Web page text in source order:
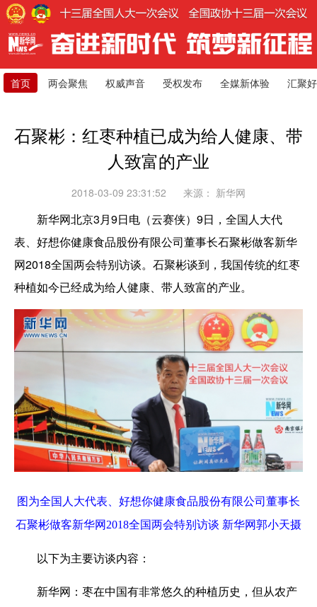
首页 两会聚焦 权威声音 受权发布 全媒新体验 汇聚
石聚彬：红枣种植已成为给人健康、带
人致富的产业
2018-03-09 23:31:52 来源： 新华网
新华网北京3月9日电（云赛侠）9日，全国人大代
表、好想你健康食品股份有限公司董事长石聚彬做客新华
网2018全国两会特别访谈。石聚彬谈到，我国传统的红枣
种植如今已经成为给人健康、带人致富的产业。
图为全国人大代表、好想你健康食品股份有限公司董事长
石聚彬做客新华网2018全国两会特别访谈 新华网郭小天摄
以下为主要访谈内容：
新华网：枣在中国有非常悠久的种植历史，但从农产